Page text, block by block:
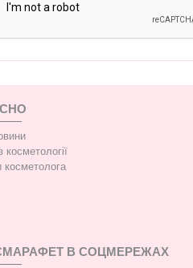
косметології
косметолога
В СОЦМЕРЕЖАХ